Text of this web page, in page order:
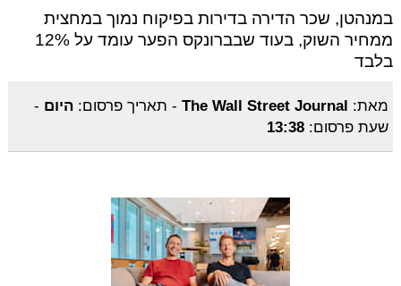
במנהטן, שכר הדירה בדירות בפיקוח נמוך במחצית
ממחיר השוק, בעוד שבברונקס הפער עומד על 12%
בלבד
מאת: The Wall Street Journal
- תאריך פרסום: היום -
שעת פרסום: 13:38